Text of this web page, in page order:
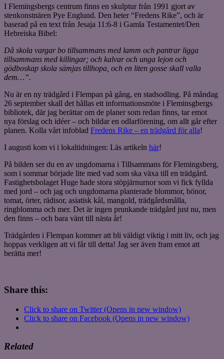
I Flemingsbergs centrum finns en skulptur från 1991 gjort av
stenkonstnären Pye Englund. Den heter “Fredens Rike”, och är
baserad på en text från Jesaja 11:6-8 i Gamla Testamentet/Den
Hebreiska Bibel:
Då skola vargar bo tillsammans med lamm och pantrar ligga
tillsammans med killingar; och kalvar och unga lejon och
gödboskap skola sämjas tillhopa, och en liten gosse skall valla
dem…”.
Nu är en ny trädgård i Flempan på gång, en stadsodling. På måndag
26 september skall det hållas ett informationsmöte i Fleminsgbergs
bibliotek, där jag berättar om de planer som redan finns, tar emot
nya förslag och idéer – och bildar en odlarförening, om allt går efter
planen. Kolla vårt infoblad Fredens Rike – en trädgård för alla!
I augusti kom vi i lokaltidningen: Läs artikeln här!
På bilden ser du en av ungdomarna i Tillsammans för Flemingsberg,
som i sommar började lite med vad som ska växa till en trädgård.
Fastighetsbolaget Huge hade stora stöpjärnurnor som vi fick fyllda
med jord – och jag och ungdomarna planterade blommor, bönor,
tomat, örter, rädisor, asiatisk kål, mangold, trädgårdsmålla,
ringblomma och mer. Det är ingen prunkande trädgård just nu, men
den finns – och bara vänt till nästa år!
Trädgården i Flempan kommer att bli väldigt viktig i mitt liv, och jag
hoppas verkligen att vi får till detta! Jag ser även fram emot att
berätta mer!
Share this:
Click to share on Twitter (Opens in new window)
Click to share on Facebook (Opens in new window)
Related